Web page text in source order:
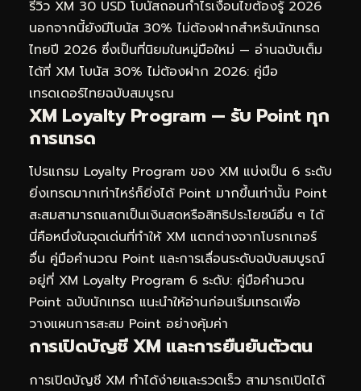
รีวิว XM 30 USD โบนัสถอนกำไรเงื่อนไขต้องรู้ 2026
นอกจากนี้ยังมีโบนัส 30% ไม่ต้องฝากสำหรับนักเทรด
ไทยปี 2026 ซึ่งเป็นที่นิยมในหมู่มือใหม่ — อ่านฉบับเต็ม
ได้ที่ XM โบนัส 30% ไม่ต้องฝาก 2026: คู่มือ
เทรดเดอร์ไทยฉบับสมบูรณ
XM Loyalty Program — รับ Point ทุก
การเทรด
โปรแกรม Loyalty Program ของ XM แบ่งเป็น 6 ระดับ
ยิ่งเทรดมากเท่าไหร่ก็ยิ่งได้ Point มากขึ้นเท่านั้น Point
สะสมสามารถแลกเป็นเงินสดหรือสิทธิประโยชน์อื่น ๆ ได้
นี่คือหนึ่งในจุดเด่นที่ทำให้ XM แตกต่างจากโบรกเกอร์
อื่น คู่มือคำนวณ Point และการเลื่อนระดับฉบับสมบูรณ์
อยู่ที่ XM Loyalty Program 6 ระดับ: คู่มือคำนวณ
Point ฉบับนักเทรด แนะนำให้อ่านก่อนเริ่มเทรดเพื่อ
วางแผนการสะสม Point อย่างคุ้มค่า
การเปิดบัญชี XM และการยืนยันตัวตน
การเปิดบัญชี XM ทำได้ง่ายและรวดเร็ว สามารถเปิดได้